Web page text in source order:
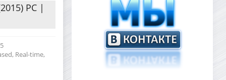
PC |
Real-time,